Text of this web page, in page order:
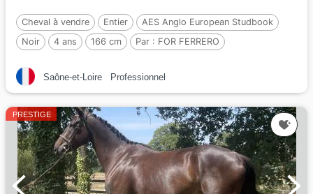
Cheval à vendre Entier
AES Anglo European Studbook
Noir
4 ans 166 cm Par : FOR FERRERO
Saône-et-Loire Professionnel
PRESTIGE